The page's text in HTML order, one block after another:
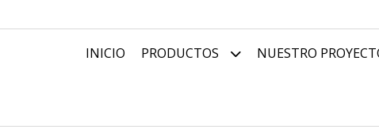
INICIO PRODUCTOS NUESTRO